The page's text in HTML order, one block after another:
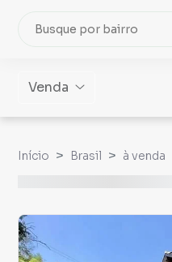
Venda
Início Brasil à venda